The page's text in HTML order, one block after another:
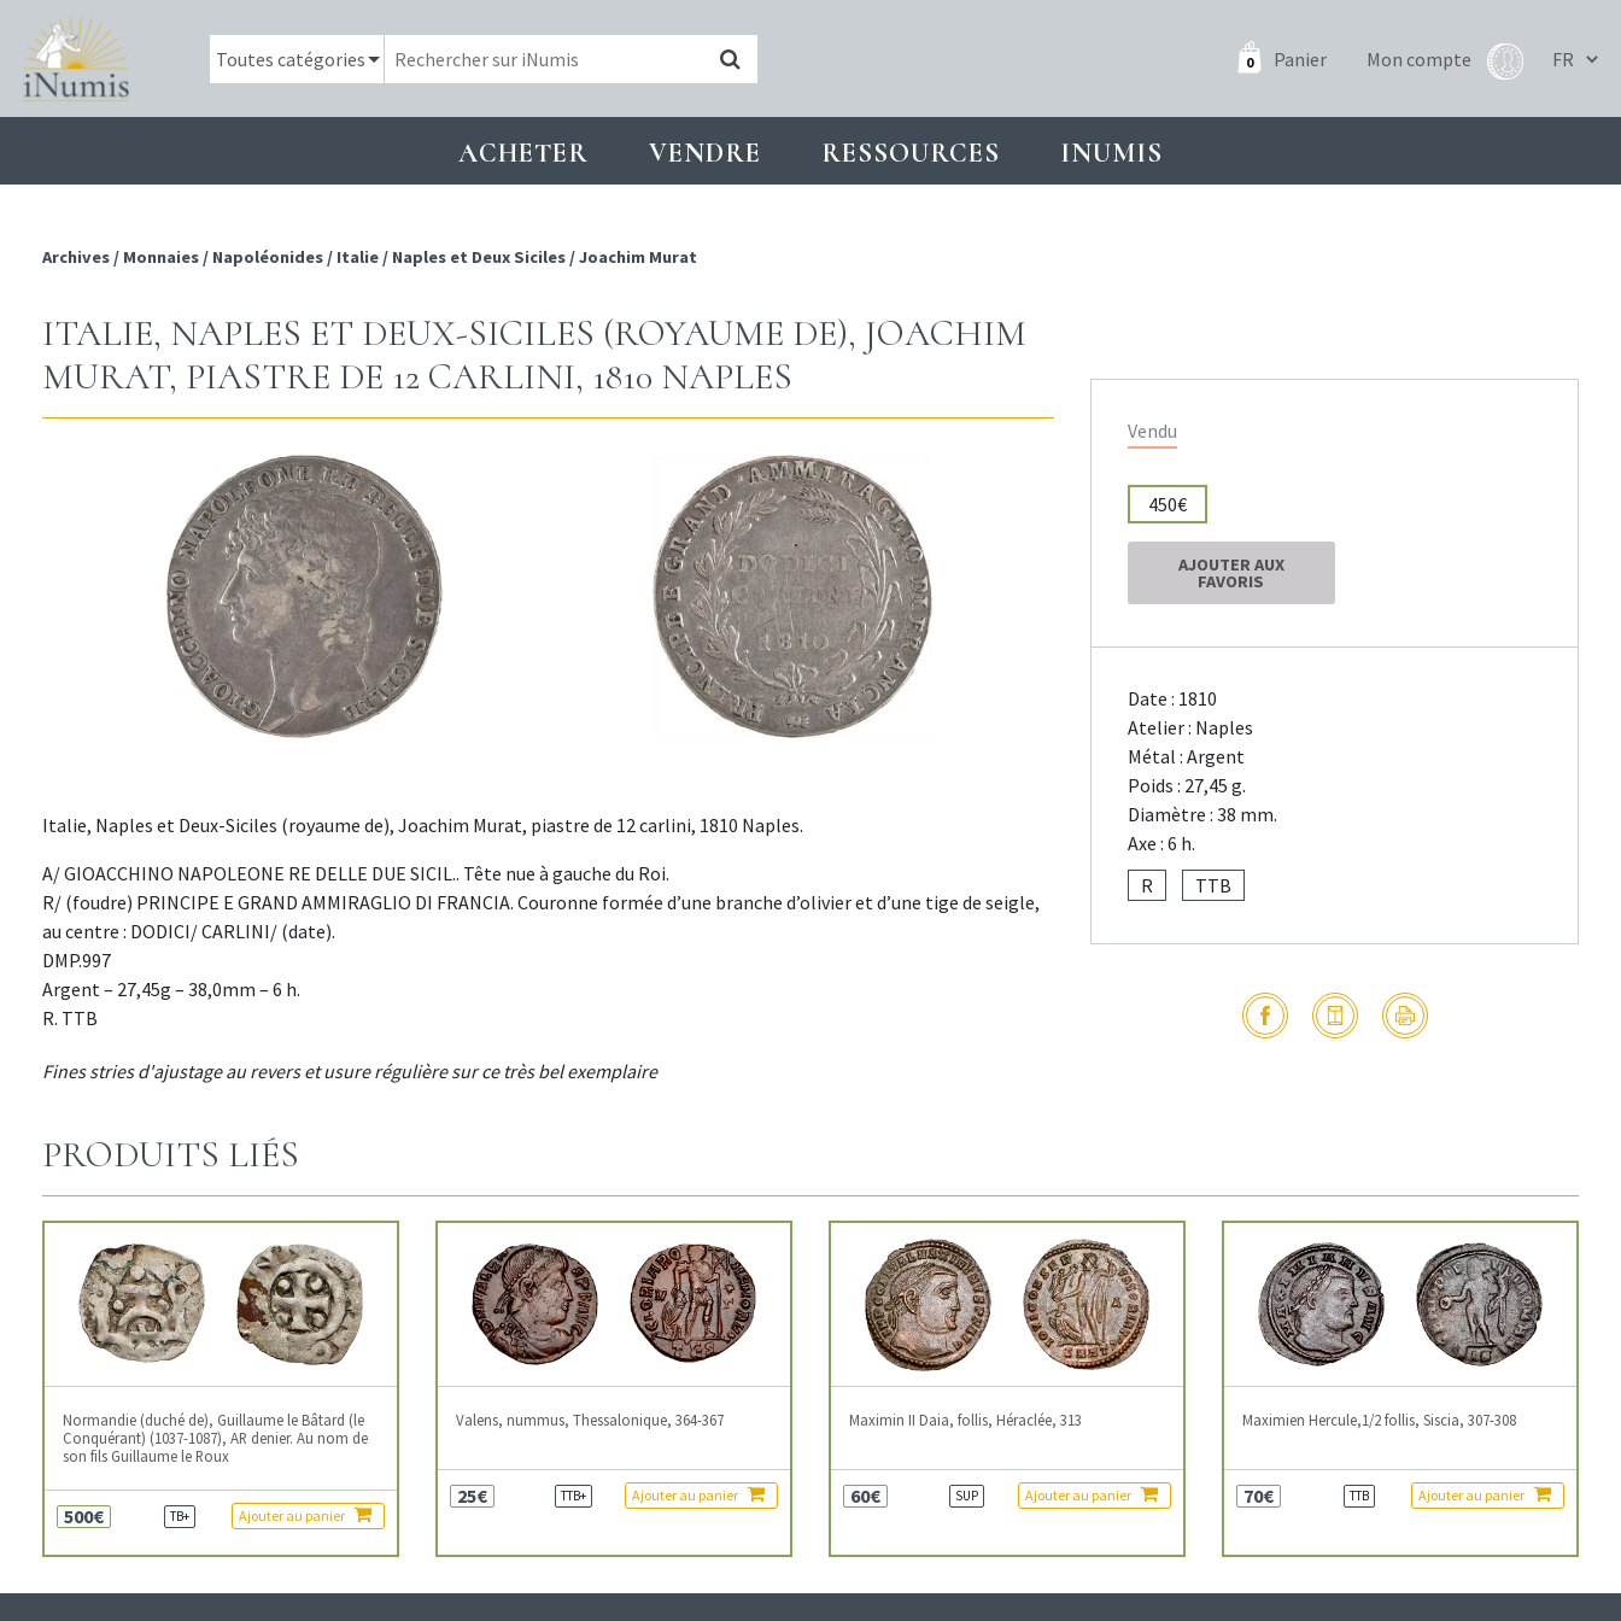
0 Panier Mon compte
ACHETER VENDRE RESSOURCES INUMIS
Archives / Monnaies / Napoléonides / Italie / Naples et Deux Siciles /Joachim Murat
ITALIE, NAPLES ET DEUX-SICILES (ROYAUME DE), JOACHIM
MURAT, PIASTRE DE 12 CARLINI, 1810 NAPLES
Italie, Naples et Deux-Siciles (royaume de), Joachim Murat, piastre de 12 carlini, 1810 Naples.
A/ GIOACCHINO NAPOLEONE RE DELLE DUE SICIL.. Tête nue à gauche du Roi.
R/ (foudre) PRINCIPE E GRAND AMMIRAGLIO DI FRANCIA. Couronne formée d’une branche d’olivier et d’une tige de seigle,
au centre : DODICI/ CARLINI/ (date).
DMP.997
Argent – 27,45g – 38,0mm – 6 h.
R. TTB
Fines stries d'ajustage au revers et usure régulière sur ce très bel exemplaire
Vendu
450€
AJOUTER AUX
FAVORIS
Date : 1810
Atelier : Naples
Métal : Argent
Poids : 27,45 g.
Diamètre : 38 mm.
Axe : 6 h.
R
TTB
PRODUITS LIÉS
Normandie (duché de), Guillaume le Bâtard (le
Conquérant) (1037-1087), AR denier. Au nom de
son fils Guillaume le Roux
500€ TB+ Ajouter au panier
Valens, nummus, Thessalonique, 364-367
25€ TTB+ Ajouter au panier
Maximin II Daia, follis, Héraclée, 313
60€ SUP Ajouter au panier
Maximien Hercule,1/2 follis, Siscia, 307-308
70€ TTB Ajouter au panier